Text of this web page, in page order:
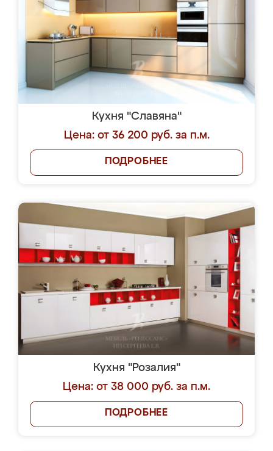
Кухня "Славяна"
Цена: от 36 200 руб. за п.м.
ПОДРОБНЕЕ
Кухня "Розалия"
Цена: от 38 000 руб. за п.м.
ПОДРОБНЕЕ